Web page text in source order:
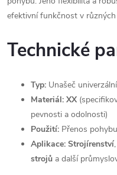
efektivní funkčnost v různých
Technické
Typ: Unašeč
Materiál: XX
pevnosti a odolnosti)
Použití: Přenos
Aplikace: Strojírenství,
strojů a další